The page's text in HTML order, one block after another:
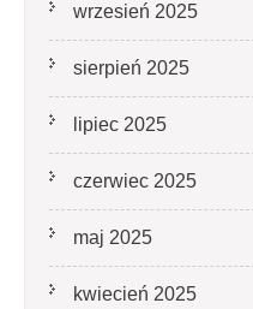
wrzesień 2025
sierpień 2025
lipiec 2025
czerwiec 2025
maj 2025
kwiecień 2025